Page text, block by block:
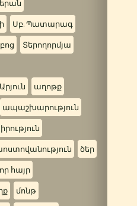
Սբ. Պատարագ
Տերողորմյա
աղոթք
ապաշխարություն
ծեր
հայր
մոնթ